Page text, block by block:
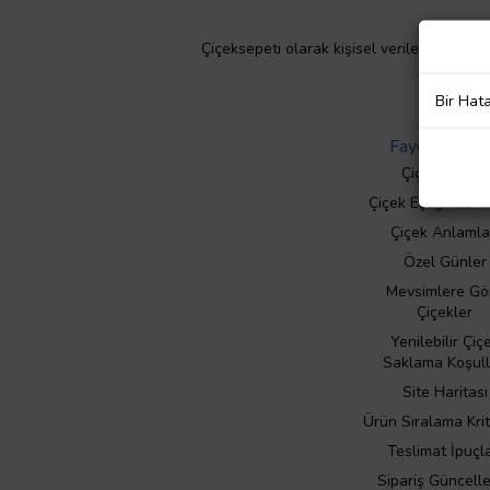
Çiçeksepeti olarak kişisel verilerinizin
Faydalı Bilgiler
Çiçek Bakımı
Çiçek Eşliğinde
Çiçek
Özel Günler
Mevsimlere
Çiçekler
Yenilebilir
Saklama
Site Haritası
Ürün Sıralama
Teslimat
Sipariş
Bir